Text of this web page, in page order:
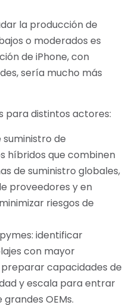
la producción de
o moderados es
de iPhone, con
sería mucho más
para distintos actores:
de
híbridos que combinen
de suministro globales,
proveedores y en
riesgos de
identificar
con mayor
capacidades de
y escala para entrar
OEMs.